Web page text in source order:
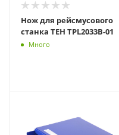
Нож для рейсмусового
станка TEH TPL2033B-01
Много